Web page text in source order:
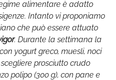
alimentare è adatto
Intanto vi proponiamo
che può essere attuato
. Durante la settimana la
yogurt greco, muesli, noci
prosciutto crudo
polipo (300 g), con pane e